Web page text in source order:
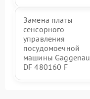
Замена платы
сенсорного
управления
посудомоечной
машины Gaggenau
DF 480160 F